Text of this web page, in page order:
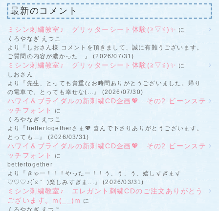
最新のコメント
ミシン刺繍教室♪ グリッターシート体験(≧▽≦)✨ に
くろやなぎ えつこ
より『しおさん様 コメントを頂きまして、誠に有難うございます。
ご質問の内容が濃かった...』 (2026/07/31)
ミシン刺繍教室♪ グリッターシート体験(≧▽≦)✨ に
しおさん
より『先生、とっても貴重なお時間ありがとうございました。帰り
の電車で、とっても幸せな(...』 (2026/07/30)
ハワイ＆ブライダルの新刺繍CD企画💖 その2 ビーンステ
ッチフォント
に
くろやなぎ えつこ
より『bettertogetherさま💖 喜んで下さりありがとうございます。
とっても...』 (2026/03/31)
ハワイ＆ブライダルの新刺繍CD企画💖 その2 ビーンステ
ッチフォント
に
bettertogether
より『きゃー！！！やったー！！う、う、う、嬉しすぎます
♡♡♡♪(´ε｀ )楽しみすぎま...』 (2026/03/31)
ミシン刺繍教室♪ エレガント刺繍CDのご注文ありがとう
ございます。m(__)m に
くろやなぎ えつこ